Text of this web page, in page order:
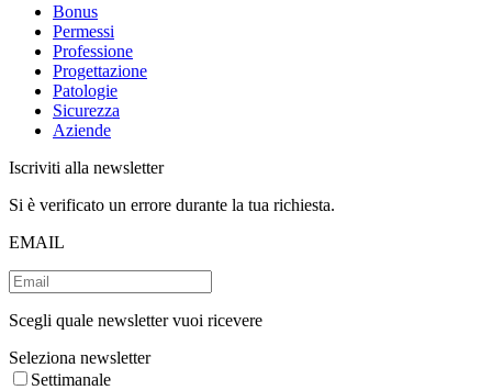
Bonus
Permessi
Professione
Progettazione
Patologie
Sicurezza
Aziende
Iscriviti alla newsletter
Si è verificato un errore durante la tua richiesta.
EMAIL
Scegli quale newsletter vuoi ricevere
Seleziona newsletter
Settimanale